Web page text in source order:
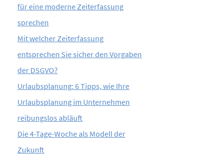
für eine moderne Zeiterfassung
sprechen
Mit welcher Zeiterfassung
entsprechen Sie sicher den Vorgaben
der DSGVO?
Urlaubsplanung: 6 Tipps, wie Ihre
Urlaubsplanung im Unternehmen
reibungslos abläuft
Die 4-Tage-Woche als Modell der
Zukunft